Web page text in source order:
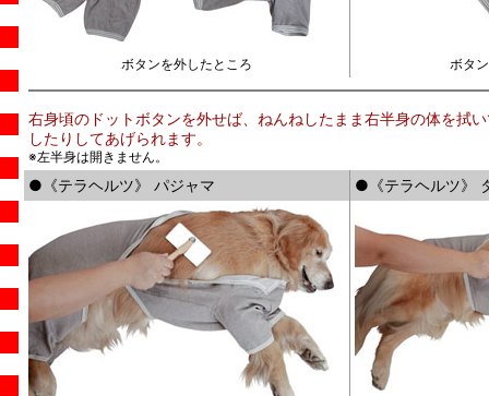
ボタンを外したところ ボタ
右身頃のドットボタンを外せば、ねんねしたまま右半身の体を拭
したりしてあげられます。
※左半身は開きません。
●《テラヘルツ》 パジャマ ●《テラヘルツ》